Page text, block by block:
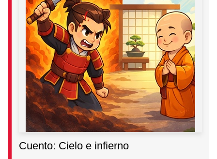
Cuento: Cielo e infierno